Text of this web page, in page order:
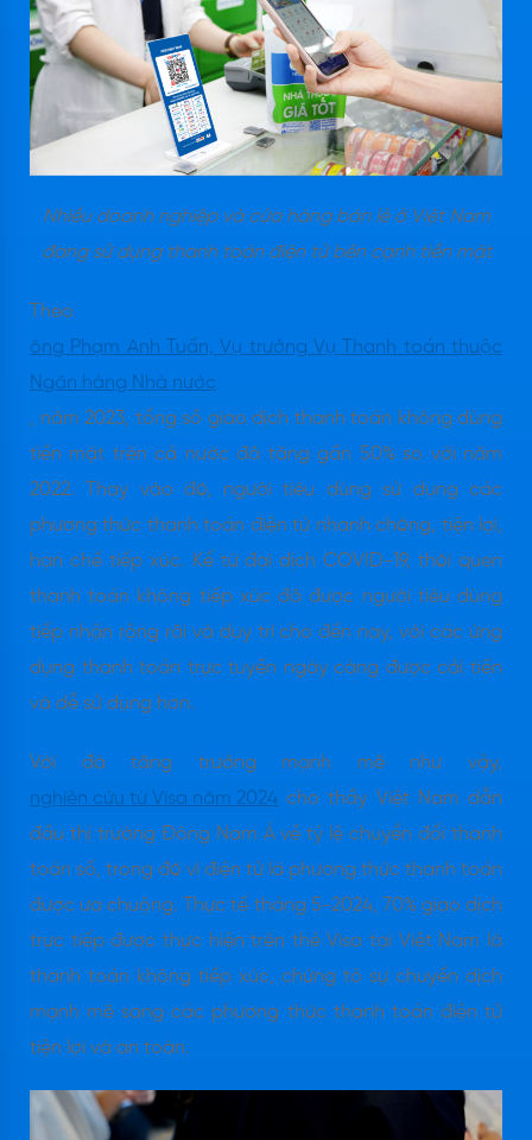
Nhiều doanh nghiệp và cửa hàng bán lẻ ở Việt Nam
đang sử dụng thanh toán điện tử bên cạnh tiền mặt
Theo
ông Phạm Anh Tuấn, Vụ trưởng Vụ Thanh toán thuộc
Ngân hàng Nhà nước
, năm 2023, tổng số giao dịch thanh toán không dùng
tiền mặt trên cả nước đã tăng gần 50% so với năm
2022. Thay vào đó, người tiêu dùng sử dụng các
phương thức thanh toán điện tử nhanh chóng, tiện lợi,
hạn chế tiếp xúc. Kể từ đại dịch COVID-19, thói quen
thanh toán không tiếp xúc đã được người tiêu dùng
tiếp nhận rộng rãi và duy trì cho đến nay, với các ứng
dụng thanh toán trực tuyến ngày càng được cải tiến
và dễ sử dụng hơn.
Với đà tăng trưởng mạnh mẽ như vậy,
nghiên cứu từ Visa năm 2024 cho thấy Việt Nam dẫn
đầu thị trường Đông Nam Á về tỷ lệ chuyển đổi thanh
toán số, trong đó ví điện tử là phương thức thanh toán
được ưa chuộng. Thực tế tháng 5-2024, 70% giao dịch
trực tiếp được thực hiện trên thẻ Visa tại Việt Nam là
thanh toán không tiếp xúc, chứng tỏ sự chuyển dịch
mạnh mẽ sang các phương thức thanh toán điện tử
tiện lợi và an toàn.